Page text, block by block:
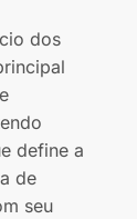
dos
define a
de
seu